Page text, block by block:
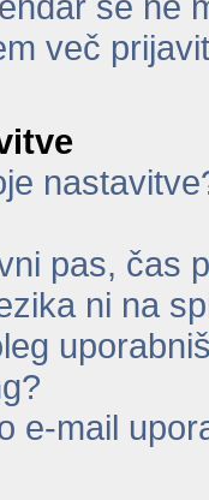
več
pas, čas
ni na
e-mail